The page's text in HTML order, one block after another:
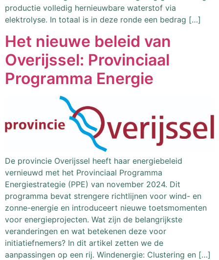
productie volledig hernieuwbare waterstof via
elektrolyse. In totaal is in deze ronde een bedrag […]
Het nieuwe beleid van
Overijssel: Provinciaal
Programma Energie
De provincie Overijssel heeft haar energiebeleid
vernieuwd met het Provinciaal Programma
Energiestrategie (PPE) van november 2024. Dit
programma bevat strengere richtlijnen voor wind- en
zonne-energie en introduceert nieuwe toetsmomenten
voor energieprojecten. Wat zijn de belangrijkste
veranderingen en wat betekenen deze voor
initiatiefnemers? In dit artikel zetten we de
aanpassingen op een rij. Windenergie: Clustering en […]